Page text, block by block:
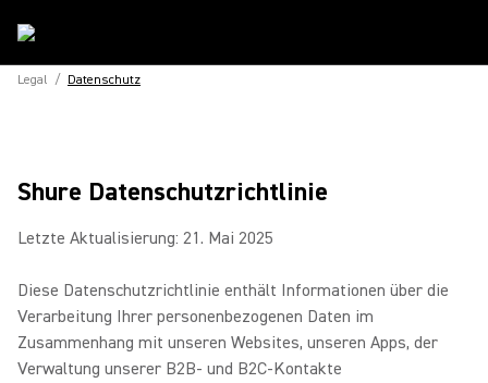
Legal / Datenschutz
Shure Datenschutzrichtlinie
Letzte Aktualisierung: 21. Mai 2025
Diese Datenschutzrichtlinie enthält Informationen über die
Verarbeitung Ihrer personenbezogenen Daten im
Zusammenhang mit unseren Websites, unseren Apps, der
Verwaltung unserer B2B- und B2C-Kontakte